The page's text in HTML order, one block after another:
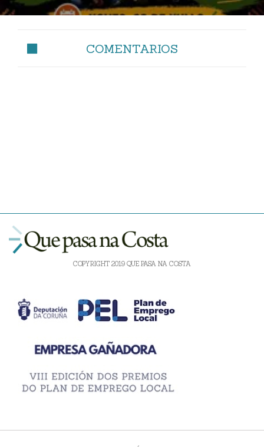
COMENTARIOS
COPYRIGHT 2019 QUE PASA NA COSTA